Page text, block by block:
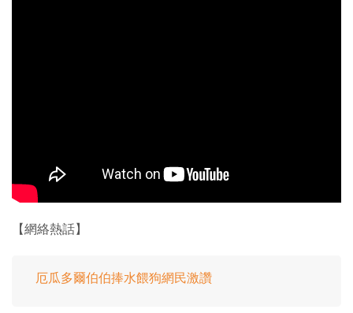
【網絡熱話】
厄瓜多爾伯伯捧水餵狗網民激讚